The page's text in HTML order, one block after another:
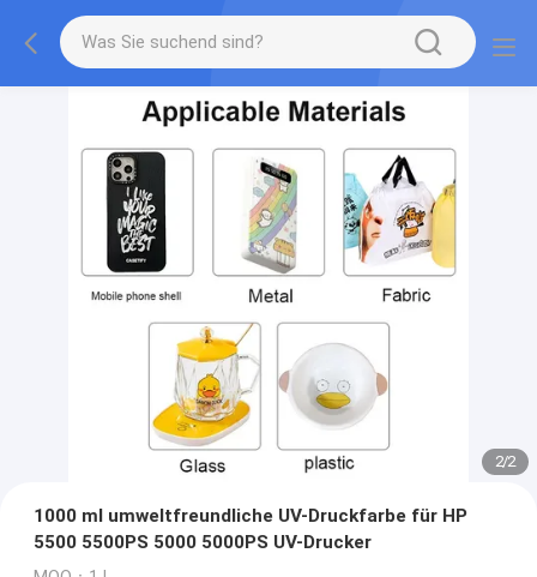
2/2
1000 ml umweltfreundliche UV-Druckfarbe für HP
5500 5500PS 5000 5000PS UV-Drucker